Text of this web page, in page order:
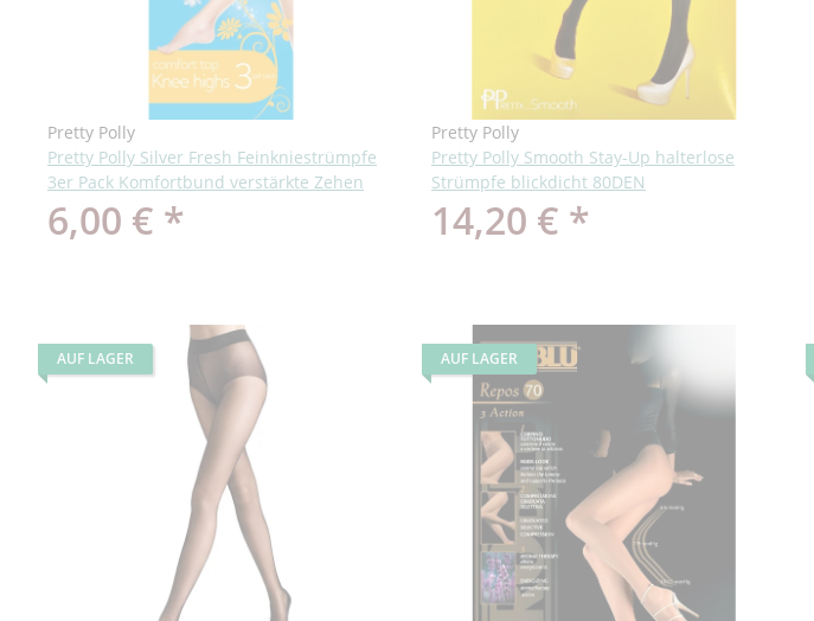
Pretty Polly
Pretty Polly Silver Fresh Feinkniestrümpfe
3er Pack Komfortbund verstärkte Zehen
6,00 € *
Pretty Polly
Pretty Polly Smooth Stay-Up halterlose
Strümpfe blickdicht 80DEN
14,20 € *
AUF LAGER AUF LAGER